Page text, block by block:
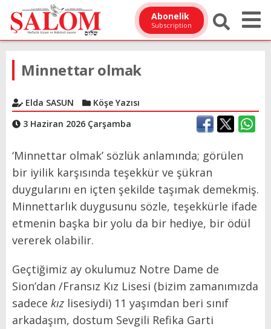
Abonelik
Subscription
Minnettar olmak
Elda SASUN
Köşe Yazısı
3 Haziran 2026 Çarşamba
‘Minnettar olmak’ sözlük anlamında; görülen
bir iyilik karşısında teşekkür ve şükran
duygularını en içten şekilde taşımak demekmiş.
Minnettarlık duygusunu sözle, teşekkürle ifade
etmenin başka bir yolu da bir hediye, bir ödül
vererek olabilir.
Geçtiğimiz ay okulumuz Notre Dame de
Sion’dan /Fransız Kız Lisesi (bizim zamanımızda
sadece kız lisesiydi) 11 yaşımdan beri sınıf
arkadaşım, dostum Sevgili Refika Garti